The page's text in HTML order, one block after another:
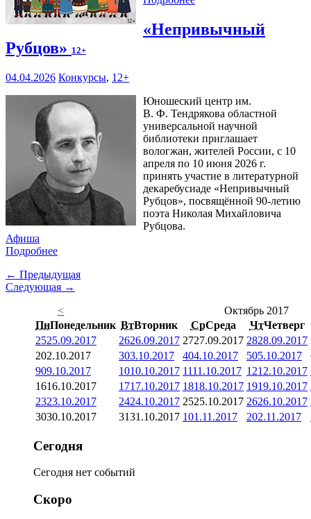
«Непривычный
Рубцов» 12+
04.04.2026 Конкурсы, 12+
Юношеский центр им.
В. Ф. Тендрякова областной
универсальной научной
библиотеки приглашает
вологжан, жителей России, с 10
апреля по 10 июня 2026 г.
принять участие в литературной
декаребусиаде «Непривычный
Рубцов», посвящённой 90-летию
поэта Николая Михайловича
Рубцова.
Афиша
Подробнее
← Предыдущая
Следующая →
<
Октябрь 2017
ПнПонедельник ВтВторник СрСреда ЧтЧетверг
2525.09.2017 2626.09.2017 2727.09.2017 2828.09.2017
202.10.2017 303.10.2017 404.10.2017 505.10.2017
909.10.2017 1010.10.2017 1111.10.2017 1212.10.2017
1616.10.2017 1717.10.2017 1818.10.2017 1919.10.2017
2323.10.2017 2424.10.2017 2525.10.2017 2626.10.2017
3030.10.2017 3131.10.2017 101.11.2017 202.11.2017
Сегодня
Сегодня нет событий
Скоро